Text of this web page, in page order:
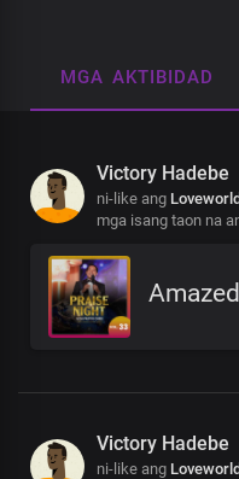
MGA AKTIBIDAD
Victory Hadebe
ni-like ang
mga isang taon na
Victory Hadebe
ni-like ang